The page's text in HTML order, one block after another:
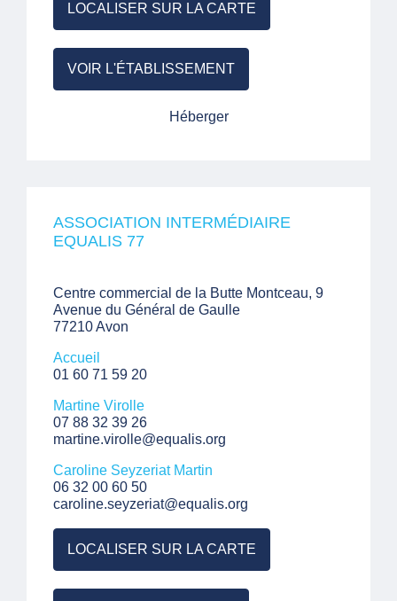
LOCALISER SUR LA CARTE
VOIR L'ÉTABLISSEMENT
Héberger
ASSOCIATION INTERMÉDIAIRE
EQUALIS 77
Centre commercial de la Butte Montceau, 9
Avenue du Général de Gaulle
77210 Avon
Accueil
01 60 71 59 20
Martine Virolle
07 88 32 39 26
martine.virolle@equalis.org
Caroline Seyzeriat Martin
06 32 00 60 50
caroline.seyzeriat@equalis.org
LOCALISER SUR LA CARTE